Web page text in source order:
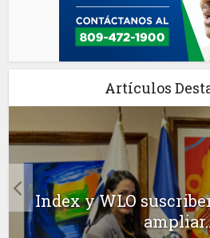
Artículos
Index y WLO